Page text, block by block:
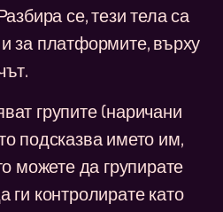
се, тези тела са
за платформите, върху
групите (наричани
подсказва името им,
можете да групирате
ги контролирате като